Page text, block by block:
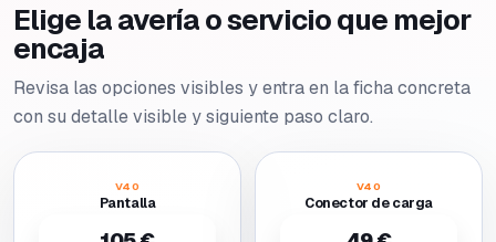
Elige la avería o servicio que mejor
encaja
Revisa las opciones visibles y entra en la ficha concreta
con su detalle visible y siguiente paso claro.
V40
Pantalla
V40
Conector de carga